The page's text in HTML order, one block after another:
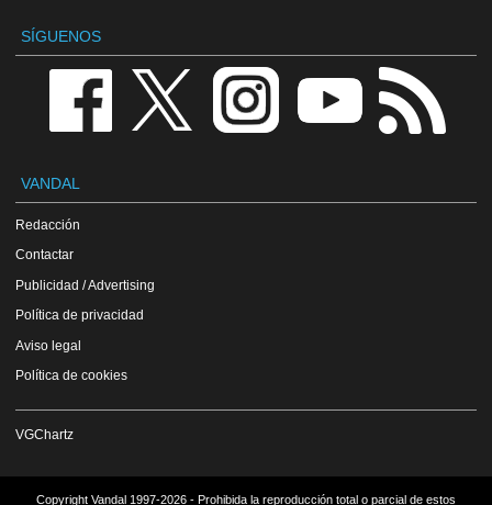
SÍGUENOS
VANDAL
Redacción
Contactar
Publicidad / Advertising
Política de privacidad
Aviso legal
Política de cookies
VGChartz
Copyright Vandal 1997-2026 - Prohibida la reproducción total o parcial de estos